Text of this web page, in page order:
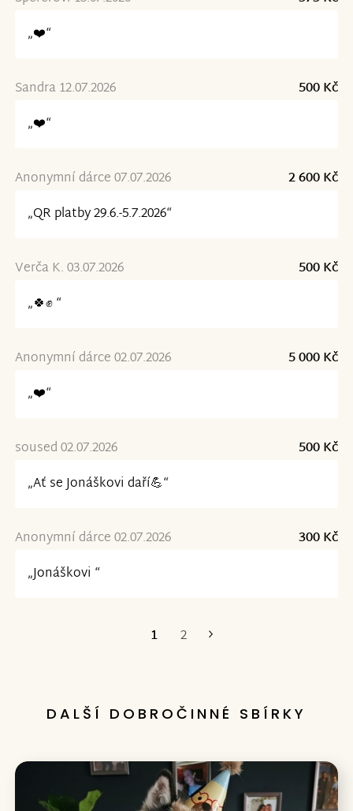
„❤️“
Sandra 12.07.2026
500 Kč
„❤️“
Anonymní dárce 07.07.2026
2 600 Kč
„QR platby 29.6.-5.7.2026“
Verča K. 03.07.2026
500 Kč
„🍀✊ “
Anonymní dárce 02.07.2026
5 000 Kč
„❤️“
soused 02.07.2026
500 Kč
„Ať se Jonáškovi daří💪“
Anonymní dárce 02.07.2026
300 Kč
„Jonáškovi “
1 2
DALŠÍ DOBROČINNÉ SBÍRKY